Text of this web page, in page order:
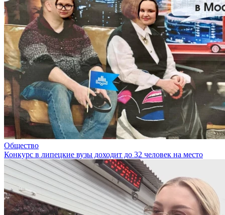
Общество
Конкурс в липецкие вузы доходит до 32 человек на место